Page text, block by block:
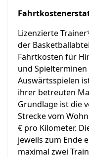
Lizenzierte
der
Fahrtkosten für
und
Auswärtsspielen
ihrer betreuten
Grundlage ist die
Strecke vom
€ pro Kilometer.
jeweils zum Ende
maximal zwei